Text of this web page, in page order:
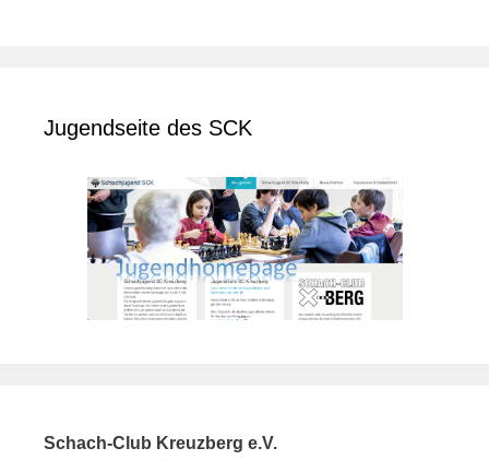
Jugendseite des SCK
Schach-Club Kreuzberg e.V.